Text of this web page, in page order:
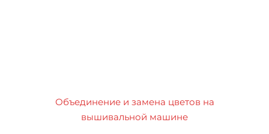
Объединение и замена цветов на
вышивальной машине